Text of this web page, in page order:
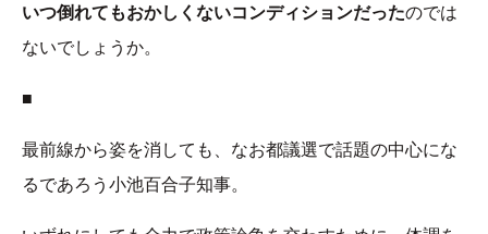
いつ倒れてもおかしくないコンディションだったのでは
ないでしょうか。
■
最前線から姿を消しても、なお都議選で話題の中心にな
るであろう小池百合子知事。